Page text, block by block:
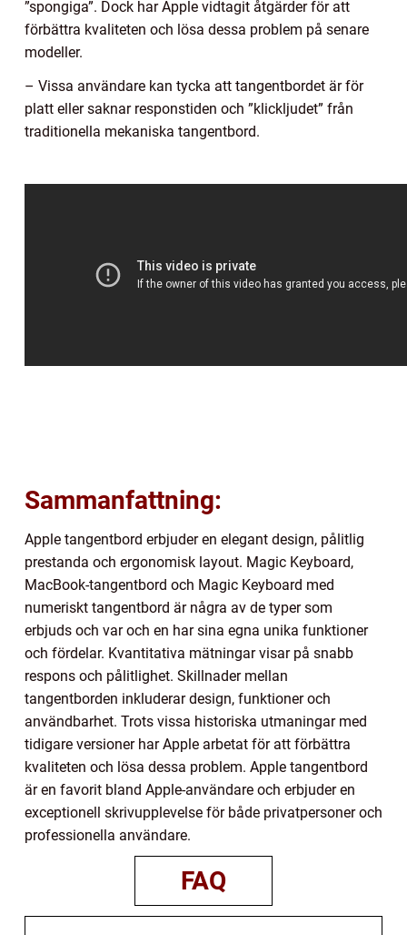
”spongiga”. Dock har Apple vidtagit åtgärder för att
förbättra kvaliteten och lösa dessa problem på senare
modeller.
– Vissa användare kan tycka att tangentbordet är för
platt eller saknar responstiden och ”klickljudet” från
traditionella mekaniska tangentbord.
Sammanfattning:
Apple tangentbord erbjuder en elegant design, pålitlig
prestanda och ergonomisk layout. Magic Keyboard,
MacBook-tangentbord och Magic Keyboard med
numeriskt tangentbord är några av de typer som
erbjuds och var och en har sina egna unika funktioner
och fördelar. Kvantitativa mätningar visar på snabb
respons och pålitlighet. Skillnader mellan
tangentborden inkluderar design, funktioner och
användbarhet. Trots vissa historiska utmaningar med
tidigare versioner har Apple arbetat för att förbättra
kvaliteten och lösa dessa problem. Apple tangentbord
är en favorit bland Apple-användare och erbjuder en
exceptionell skrivupplevelse för både privatpersoner och
professionella användare.
FAQ